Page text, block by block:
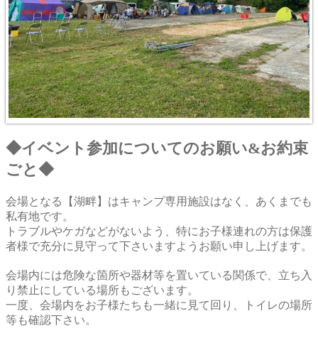
◆イベント参加についてのお願い&お約束
ごと◆
会場となる【湖畔】はキャンプ専用施設はなく、あくまでも
私有地です。
トラブルやケガなどがないよう、特にお子様連れの方は保護
者様で充分に見守って下さいますようお願い申し上げます。
会場内には危険な箇所や器材等を置いている関係で、立ち入
り禁止にしている場所もございます。
一度、会場内をお子様たちも一緒に見て回り、トイレの場所
等も確認下さい。